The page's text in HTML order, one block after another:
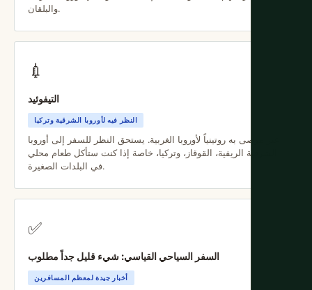
والبلقان.
💉
التيفوئيد
النظر فيه لأوروبا الشرقية وتركيا
غير موصى به روتينياً لأوروبا الغربية. يستحق النظر للسفر إلى أوروبا
الشرقية الريفية، القوقاز، وتركيا، خاصة إذا كنت ستأكل طعام محلي
في البلدات الصغيرة.
✅
السفر السياحي القياسي: شيء قليل جداً مطلوب
أخبار جيدة لمعظم المسافرين